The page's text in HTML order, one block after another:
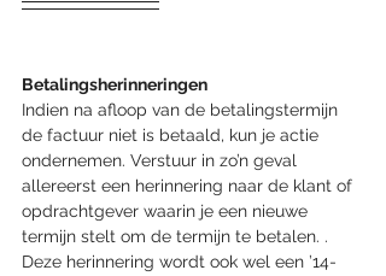
Betalingsherinneringen
Indien na afloop van de betalingstermijn
de factuur niet is betaald, kun je actie
ondernemen. Verstuur in zo’n geval
allereerst een herinnering naar de klant of
opdrachtgever waarin je een nieuwe
termijn stelt om de termijn te betalen. .
Deze herinnering wordt ook wel een ’14-